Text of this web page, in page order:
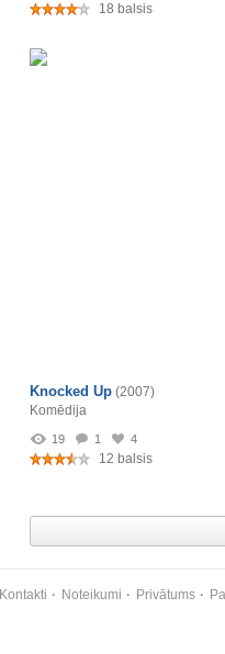
18 balsis
Knocked Up (2007)
Komēdija
19 1 4
12 balsis
Kontakti Noteikumi Privātums